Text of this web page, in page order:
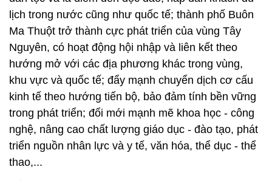
lịch trong nước cũng như quốc tế; thành phố Buôn
Ma Thuột trở thành cực phát triển của vùng Tây
Nguyên, có hoạt động hội nhập và liên kết theo
hướng mở với các địa phương khác trong vùng,
khu vực và quốc tế; đẩy mạnh chuyển dịch cơ cấu
kinh tế theo hướng tiến bộ, bảo đảm tính bền vững
trong phát triển; đổi mới mạnh mẽ khoa học - công
nghệ, nâng cao chất lượng giáo dục - đào tạo, phát
triển nguồn nhân lực và y tế, văn hóa, thể dục - thể
thao,...